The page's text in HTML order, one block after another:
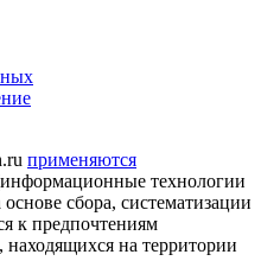
применяются
технологии
сбора, систематизации
к предпочтениям
находящихся на территории